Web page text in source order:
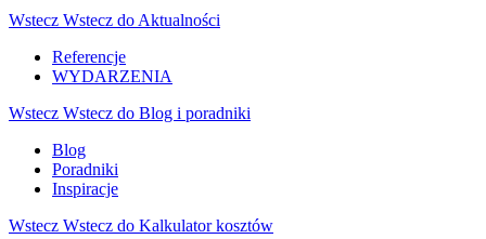
Wstecz Wstecz do Aktualności
Referencje
WYDARZENIA
Wstecz Wstecz do Blog i poradniki
Blog
Poradniki
Inspiracje
Wstecz Wstecz do Kalkulator kosztów